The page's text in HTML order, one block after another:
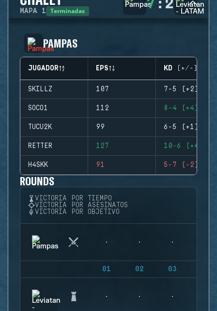
MAPA 1 Terminadas
PAMPAS
JUGADOR EPS KD (+/-)
SKILLZ 107 7-5 (+2)
SOCO1 112 8-4 (+4)
TUCU2K 99 6-5 (+1)
RETTER 127 10-6 (+4)
H4SKK 91 5-7 (-2)
ROUNDS
VICTORIA POR TIEMPO
VICTORIA POR ASESINATOS
VICTORIA POR OBJETIVO
01 02 03